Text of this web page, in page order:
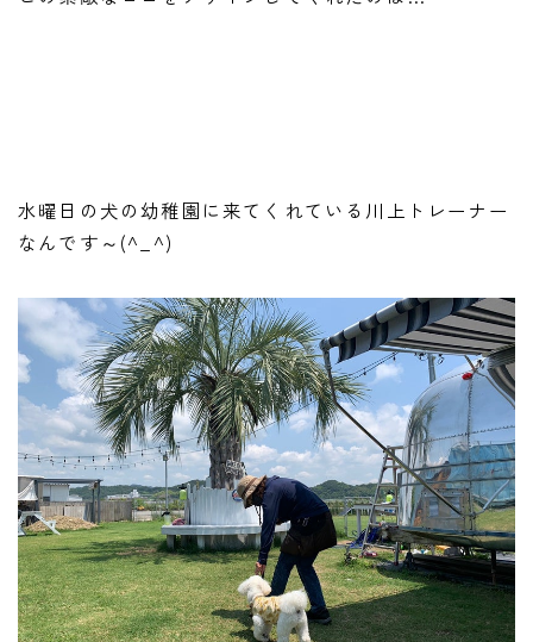
水曜日の犬の幼稚園に来てくれている川上トレーナー
なんです～(^_^)